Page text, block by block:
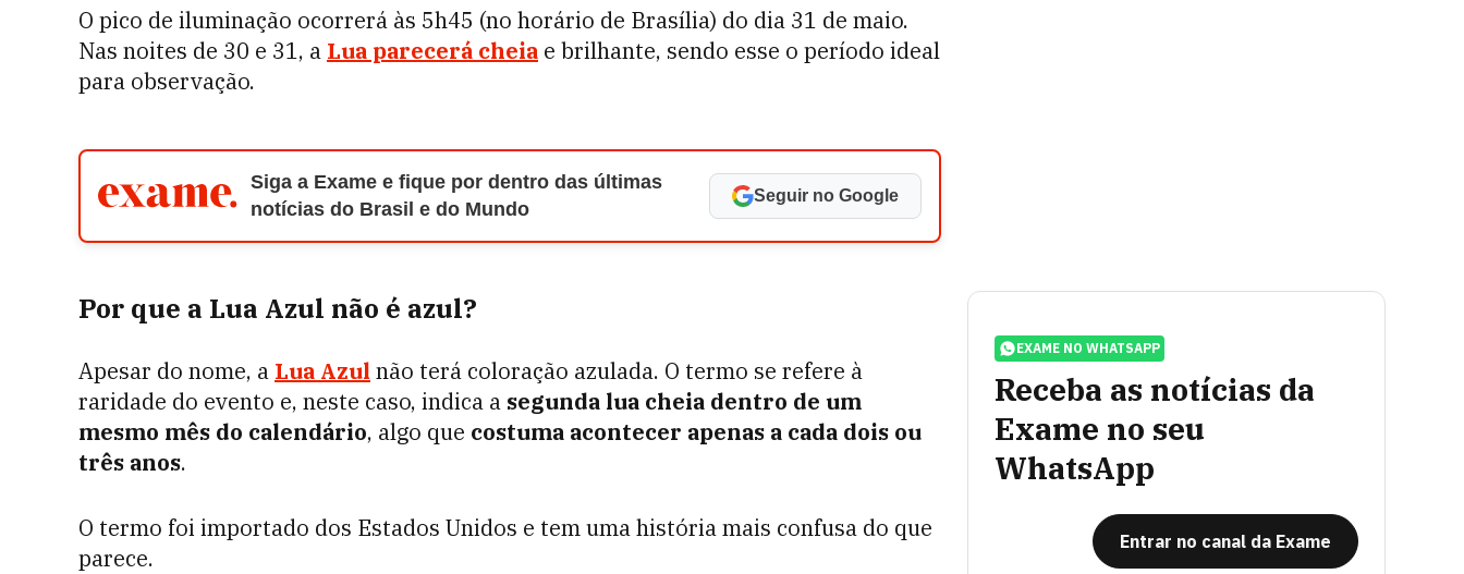
O pico de iluminação ocorrerá às 5h45 (no horário de Brasília) do dia 31 de maio.
Nas noites de 30 e 31, a Lua parecerá cheia e brilhante, sendo esse o período ideal
para observação.
Siga a Exame e fique por dentro das últimas
notícias do Brasil e do Mundo
Seguir no Google
Por que a Lua Azul não é azul?
Apesar do nome, a Lua Azul não terá coloração azulada. O termo se refere à
raridade do evento e, neste caso, indica a segunda lua cheia dentro de um
mesmo mês do calendário, algo que costuma acontecer apenas a cada dois ou
três anos.
O termo foi importado dos Estados Unidos e tem uma história mais confusa do que
parece.
EXAME NO WHATSAPP
Receba as notícias da
Exame no seu
WhatsApp
Entrar no canal da Exame